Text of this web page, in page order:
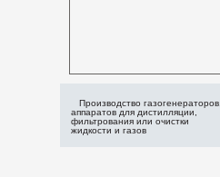
Производство газогенераторов,
аппаратов для дистилляции,
фильтрования или очистки
жидкости и газов